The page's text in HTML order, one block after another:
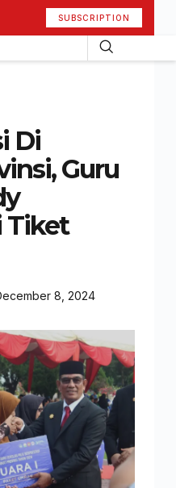
SUBSCRIPTION
Di
Guru
Tiket
8, 2024